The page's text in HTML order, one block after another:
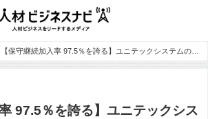
【保守継続加入率 97.5％を誇る】ユニテックシステムのサ
97.5％を誇る】ユニテックシス